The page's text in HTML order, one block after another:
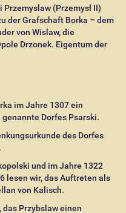
Przemyslaw (Przemysł II)
der Grafschaft Borka – dem
von Wislaw, die
Drzonek. Eigentum der
im Jahre 1307 ein
Dorfes Psarski.
des Dorfes
und im Jahre 1322
lesen wir, das Auftreten als
von Kalisch.
Przybslaw einen